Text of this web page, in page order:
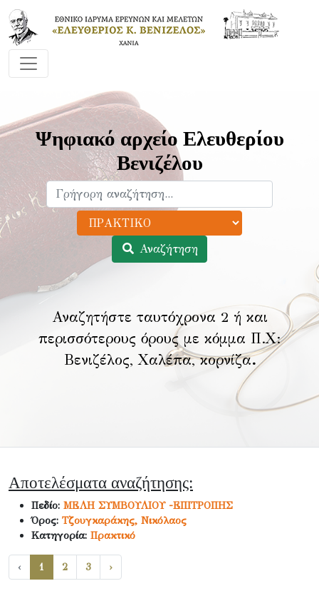
Ψηφιακό αρχείο Ελευθερίου
Βενιζέλου
Αναζήτηση
Αναζητήστε ταυτόχρονα 2 ή και
περισσότερους όρους με κόμμα Π.Χ:
Βενιζέλος, Χαλέπα, κορνίζα.
Αποτελέσματα αναζήτησης:
Πεδίο: ΜΕΛΗ ΣΥΜΒΟΥΛΙΟΥ -ΕΠΙΤΡΟΠΗΣ
Όρος: Τζουγκαράκης, Νικόλαος
Κατηγορία: Πρακτικό
‹ 1 2 3 ›